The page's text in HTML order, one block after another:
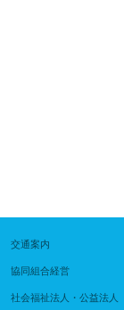
交通案内
協同組合経営
社会福祉法人・公益法人